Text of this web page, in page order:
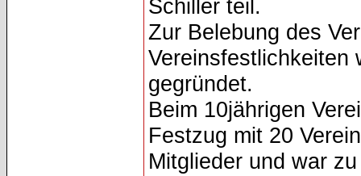
Schiller teil.
Zur Belebung des
Vereinsfestlichkeiten
gegründet.
Beim 10jährigen
Festzug mit 20
Mitglieder und war